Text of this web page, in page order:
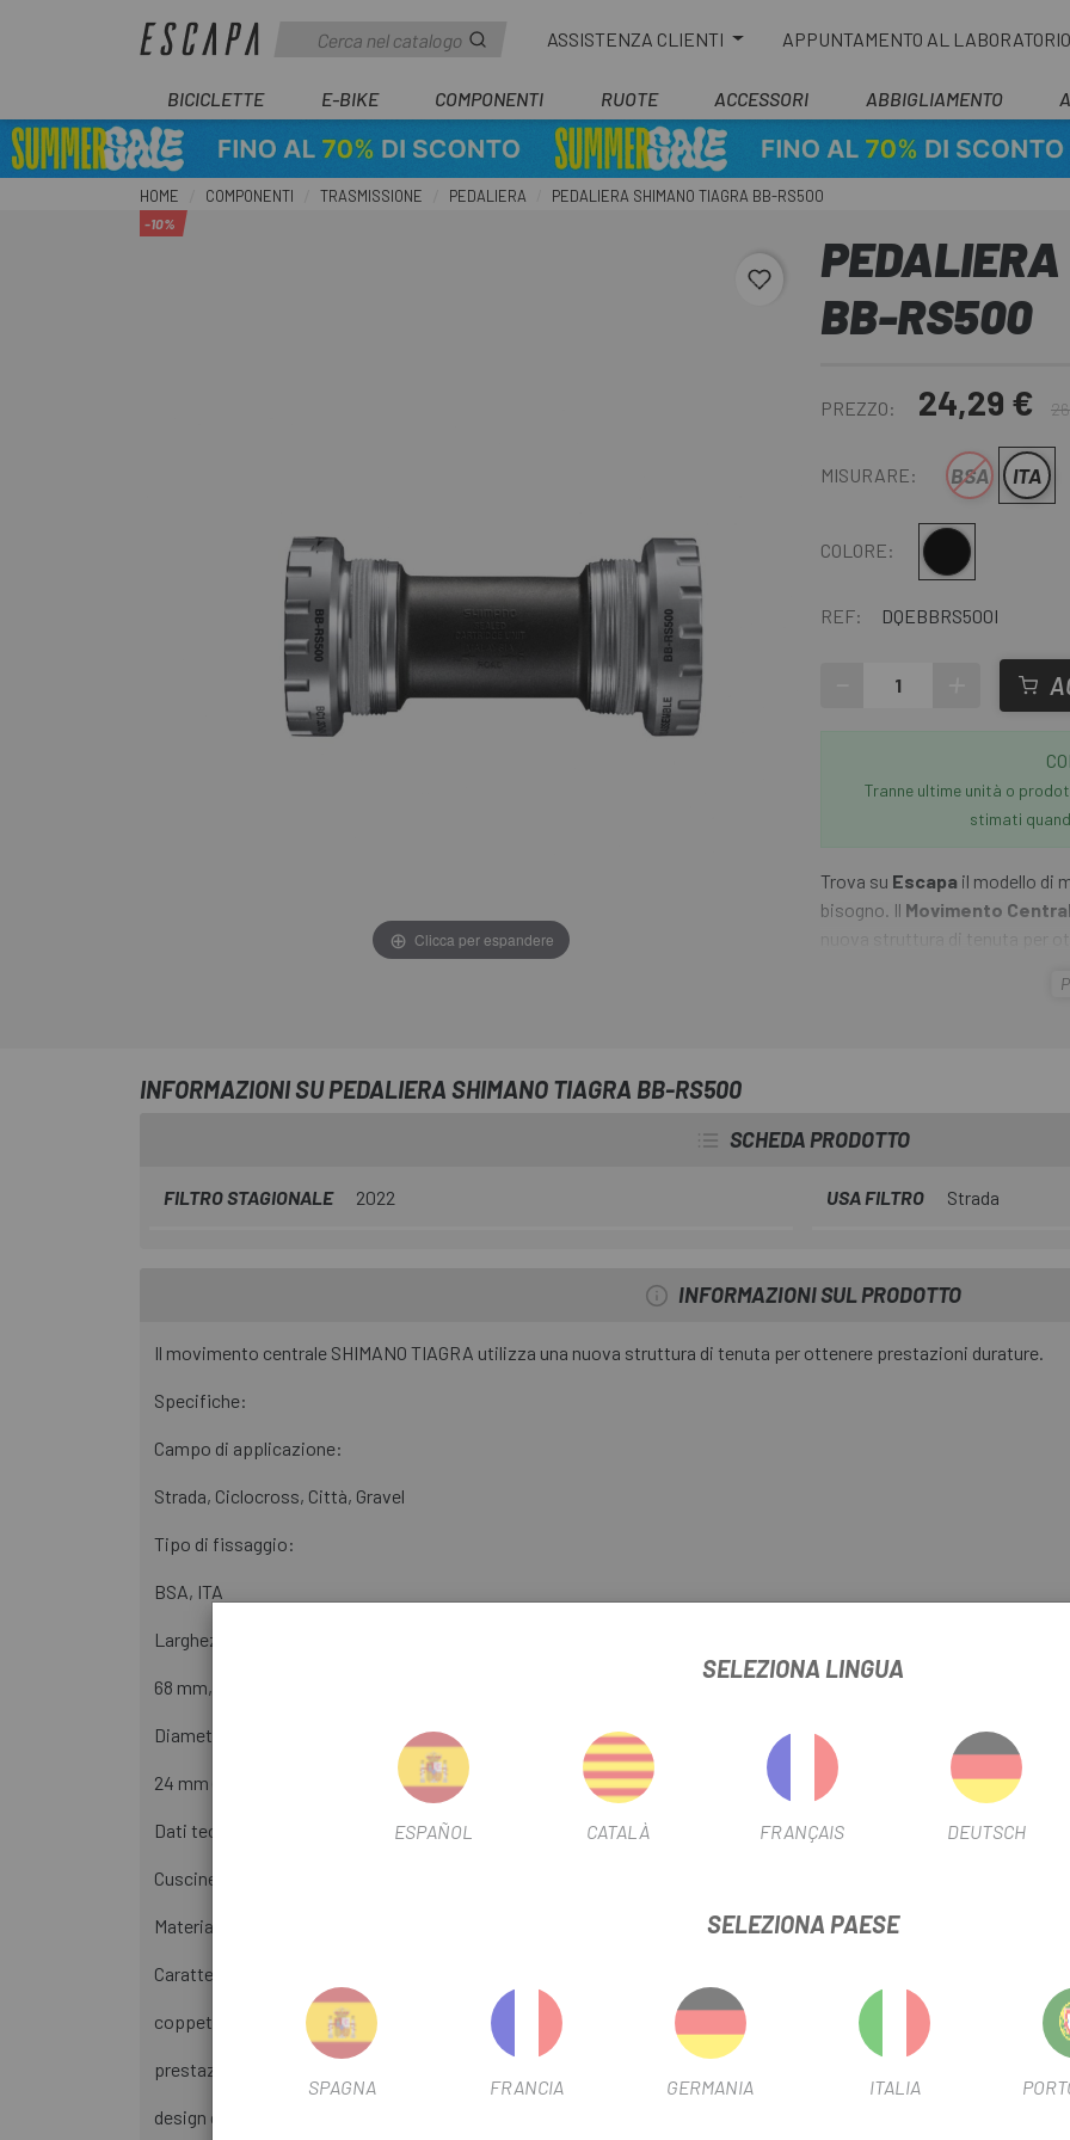
ASSISTENZA CLIENTI APPUNTAMENTO AL LABORATORIO
BICICLETTE E-BIKE COMPONENTI RUOTE ACCESSORI ABBIGLIAMENTO
HOME COMPONENTI TRASMISSIONE PEDALIERA PEDALIERA SHIMANO TIAGRA BB-RS500
favorite_border
-10%
Clicca per espandere
BB-RS500
PREZZO: 24,29 €
MISURARE: BSA ITA
COLORE: Multiplo
REF: DQEBBRS500I
Tranne ultime unità o
stimati
Trova su Escapa il modello di
bisogno. Il Movimento
nuova struttura di tenuta per
Sora, GRX e per molti modelli
INFORMAZIONI SU PEDALIERA SHIMANO TIAGRA BB-RS500
SCHEDA PRODOTTO
FILTRO STAGIONALE 2022 USA FILTRO Strada
INFORMAZIONI SUL PRODOTTO
Il movimento centrale SHIMANO TIAGRA utilizza una nuova struttura di tenuta per ottenere prestazioni durature.
Specifiche:
Campo di applicazione:
Strada, Ciclocross, Città, Gravel
Tipo di fissaggio:
BSA, ITA
Larghezza del movimento centrale:
68 mm, 70 mm
Diametro dell'albero:
24 mm (Hollowtech II)
Dati tecnici:
Cuscinetti: Acciaio
Materiale coppa movimento centrale: Alluminio
Caratteristiche:
coppette anodizzate
prestazioni durature
design delle guarnizioni migliorato
SELEZIONA LINGUA
ESPAÑOL CATALÀ FRANÇAIS DEUTSCH
SELEZIONA PAESE
SPAGNA FRANCIA GERMANIA ITALIA